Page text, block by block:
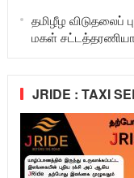
தமிழீழ விடுதலைப்
மகள்
JRIDE : TAXI